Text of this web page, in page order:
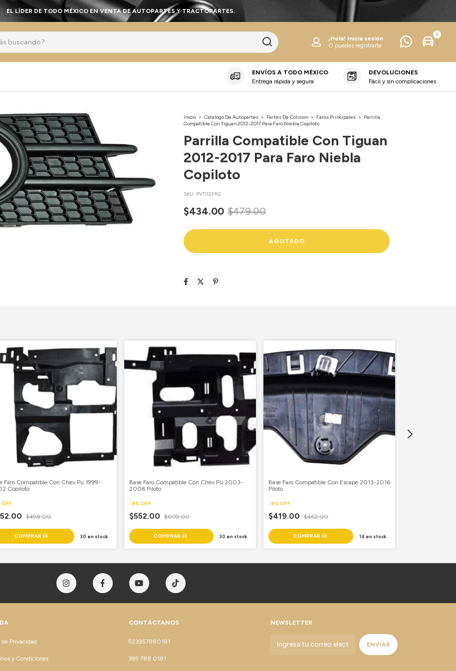
EL LÍDER DE TODO MÉXICO EN VENTA DE AUTOPARTES Y TRACTOPARTES.
¡Hola! Inicia sesión
O puedes registrarte
0
ENVÍOS A TODO MÉXICO
Entrega rápida y segura
DEVOLUCIONES
Fácil y sin complicaciones
Inicio > Catalogo De Autopartes > Partes De Colision > Faros Principales > Parrilla
Compatible Con Tiguan 2012-2017 Para Faro Niebla Copiloto
Parrilla Compatible Con Tiguan
2012-2017 Para Faro Niebla
Copiloto
SKU: PVTI12FR2
$434.00 $479.00
Faro Compatible Con Chev Pu 1999-
Copiloto
OFF
$498.00
30 en stock
Base Faro Compatible Con Chev Pu 2003-
2006 Piloto
-9% OFF
$552.00 $609.00
30 en stock
Base Faro Compatible Con Escape 2013-2016
Piloto
-9% OFF
$419.00 $462.00
14 en stock
de Privacidad
y Condiciones
CONTÁCTANOS
523957880181
395 788 0181
NEWSLETTER